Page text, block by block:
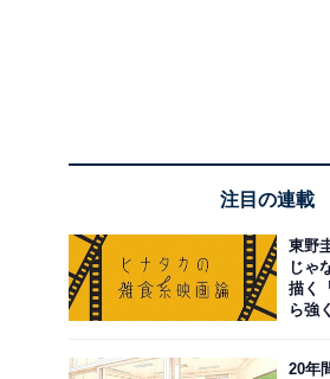
注目の連載
東野
じゃ
描く
ら強
20年